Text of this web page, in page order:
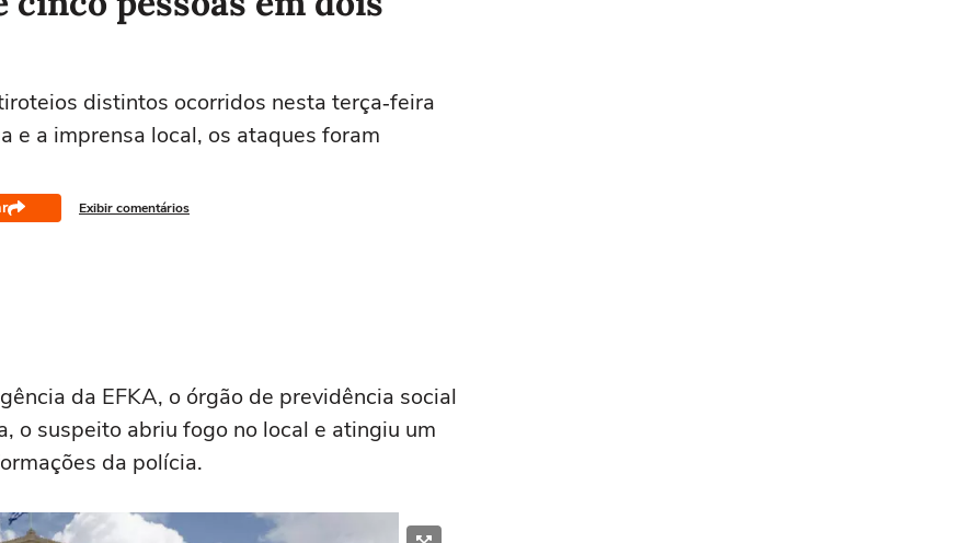
distintos ocorridos nesta terça‑feira
e a imprensa local, os ataques foram
Exibir comentários
da EFKA, o órgão de previdência social
o suspeito abriu fogo no local e atingiu um
da polícia.